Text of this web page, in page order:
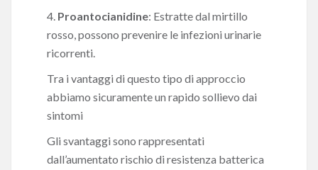
4. Proantocianidine: Estratte dal mirtillo
rosso, possono prevenire le infezioni urinarie
ricorrenti.
Tra i vantaggi di questo tipo di approccio
abbiamo sicuramente un rapido sollievo dai
sintomi
Gli svantaggi sono rappresentati
dall’aumentato rischio di resistenza batterica